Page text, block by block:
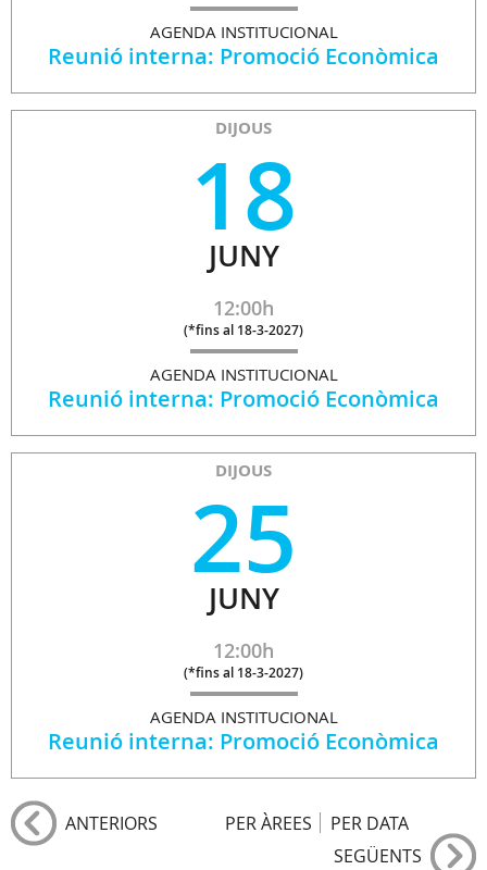
AGENDA INSTITUCIONAL
Reunió interna: Promoció Econòmica
DIJOUS
18
JUNY
12:00h
(*fins al 18-3-2027)
AGENDA INSTITUCIONAL
Reunió interna: Promoció Econòmica
DIJOUS
25
JUNY
12:00h
(*fins al 18-3-2027)
AGENDA INSTITUCIONAL
Reunió interna: Promoció Econòmica
ANTERIORS PER ÀREES
PER DATA
SEGÜENTS